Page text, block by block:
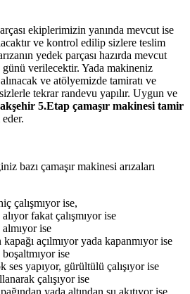
ekiplerimizin yanında mevcut ise
ve kontrol edilip sizlere teslim
yedek parçası hazırda mevcut
verilecektir. Yada makineniz
ve atölyemizde tamiratı ve
tekrar randevu yapılır. Uygun ve
5.Etap çamaşır makinesi tamir
eder.
bazı çamaşır makinesi arızaları
çalışmıyor ise,
fakat çalışmıyor ise
ise
açılmıyor yada kapanmıyor ise
ise
ses yapıyor, gürültülü çalışıyor ise
çalışıyor ise
yada altından su akıtıyor ise